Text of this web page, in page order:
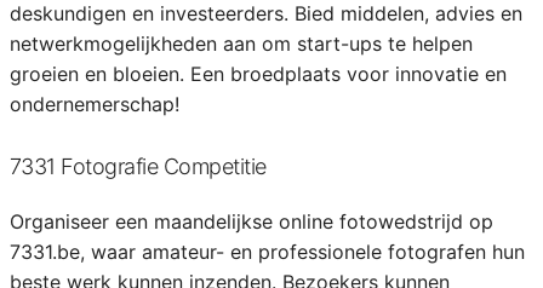
deskundigen en investeerders. Bied middelen, advies en
netwerkmogelijkheden aan om start-ups te helpen
groeien en bloeien. Een broedplaats voor innovatie en
ondernemerschap!
7331 Fotografie Competitie
Organiseer een maandelijkse online fotowedstrijd op
7331.be, waar amateur- en professionele fotografen hun
beste werk kunnen inzenden. Bezoekers kunnen